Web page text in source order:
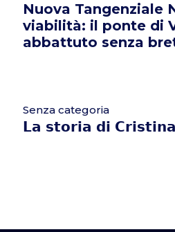
Nuova Tangenziale
viabilità: il ponte di
abbattuto senza
Senza categoria
𝗟𝗮 𝘀𝘁𝗼𝗿𝗶𝗮 𝗱𝗶